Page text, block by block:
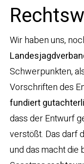
Wir haben uns,
Schwerpunkten,
Vorschriften des
fundiert
dass der Entwurf
verstößt. Das darf
und das macht die